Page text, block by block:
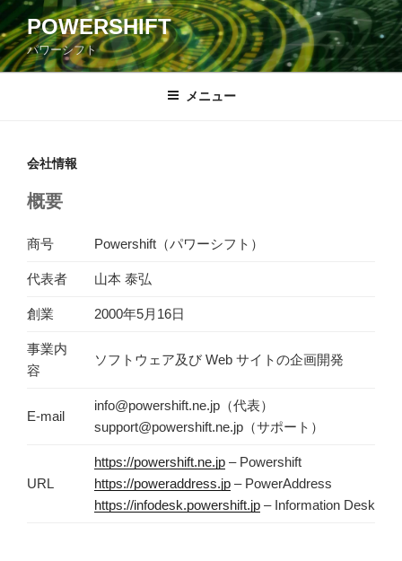
コ
ン
テ
ン
POWERSHIFT
パワーシフト
メニュー
会社情報
概要
商号 Powershift（パワーシフト）
代表者 山本 泰弘
創業 2000年5月16日
事業内
容
ソフトウェア及び Web サイトの企画開発
E-mail
info@powershift.ne.jp（代表）
support@powershift.ne.jp（サポート）
URL
https://powershift.ne.jp– Powershift
https://poweraddress.jp– PowerAddress
https://infodesk.powershift.jp– Information Desk